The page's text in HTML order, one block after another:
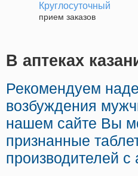
Круглосуточный
прием заказов
В аптеках
Рекомендуем
возбуждения
нашем сайте Вы
признанные
производителей